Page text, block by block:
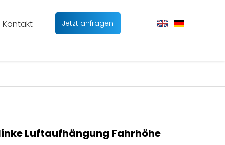
Kontakt Jetzt anfragen
Luftaufhängung Fahrhöhe